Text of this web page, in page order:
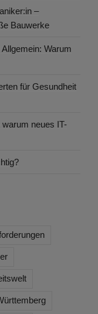
–
Bauwerke
Warum
für Gesundheit
neues IT-